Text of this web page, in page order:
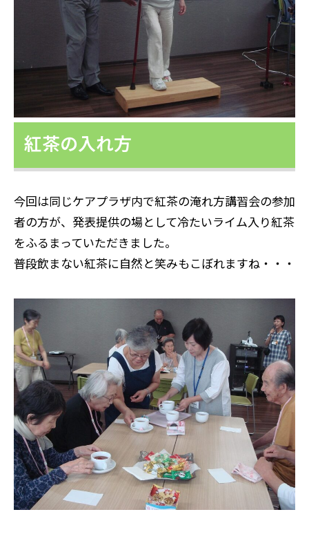
紅茶の入れ方
今回は同じケアプラザ内で紅茶の淹れ方講習会の参加
者の方が、発表提供の場として冷たいライム入り紅茶
をふるまっていただきました。
普段飲まない紅茶に自然と笑みもこぼれますね・・・